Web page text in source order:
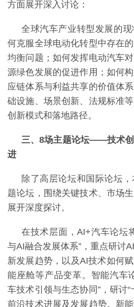
方面展开深入讨论：
全球汽车产业转型发展的
何克服全球电动化转型中存在
均衡问题；如何发挥电动汽车
源绿色发展的促进作用；如何
应链体系与利益共享的价值体
础设施、场景创新、法规标准
创新模式和落地路径。
三、8场主题论坛——技术创
进
除了高层论坛和国际论坛
题论坛，围绕关键技术、市场
展开深度探讨。
在技术层面，AI+汽车论坛
与AI融合发展体系”，重点研讨
新发展趋势，以及AI技术如何
能座舱等产品变革。智能汽车
车技术引领与生态协同”，研讨
前沿技术进展及发展趋势。新